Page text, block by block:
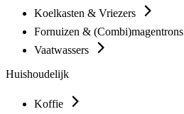
Koelkasten & Vriezers
Fornuizen & (Combi)magentrons
Vaatwassers
Huishoudelijk
Koffie